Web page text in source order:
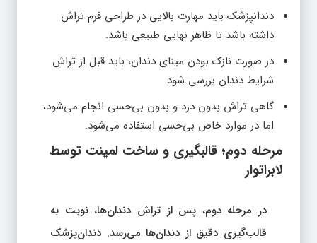
دندانپزشک باید مهارت بالایی در طراحی فرم تراش
داشته باشد تا ظاهر نهایی طبیعی باشد.
در صورت نازک بودن مینای دندان، باید قبل از تراش
شرایط دندان بررسی شود.
گاهی تراش بدون درد و بدون بی‌حسی انجام می‌شود،
اما در موارد خاص بی‌حسی استفاده می‌شود.
مرحله دوم؛ قالبگیری و ساخت لمینت توسط
لابراتوار
در مرحله دوم، پس از تراش دندان‌ها، نوبت به
قالب‌گیری دقیق از دندان‌ها می‌رسد. دندان‌پزشک